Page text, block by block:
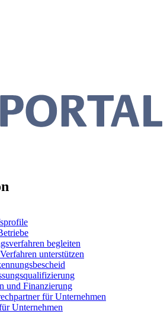
begleiten
unterstützen
und Finanzierung
für Unternehmen
Unternehmen